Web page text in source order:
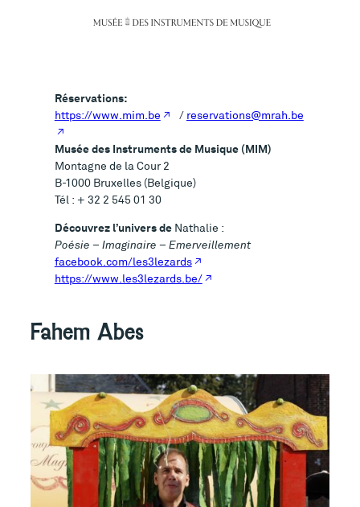
Réservations:
https://www.mim.be
/ reservations@mrah.be
Musée des Instruments de Musique (MIM)
Montagne de la Cour 2
B-1000 Bruxelles (Belgique)
Tél : + 32 2 545 01 30
Découvrez l’univers de Nathalie :
Poésie – Imaginaire – Emerveillement
facebook.com/les3lezards
https://www.les3lezards.be/
Fahem Abes